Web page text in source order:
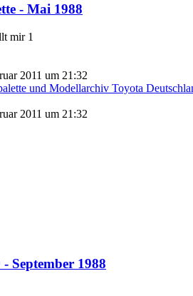
- Mai 1988
1
2011 um 21:32
und Modellarchiv Toyota
2011 um 21:32
September 1988